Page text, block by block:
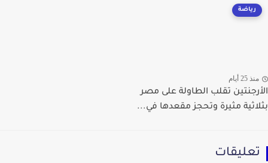
رياضة
25 أيام
تقلب الطاولة على مصر
مثيرة وتحجز مقعدها في...